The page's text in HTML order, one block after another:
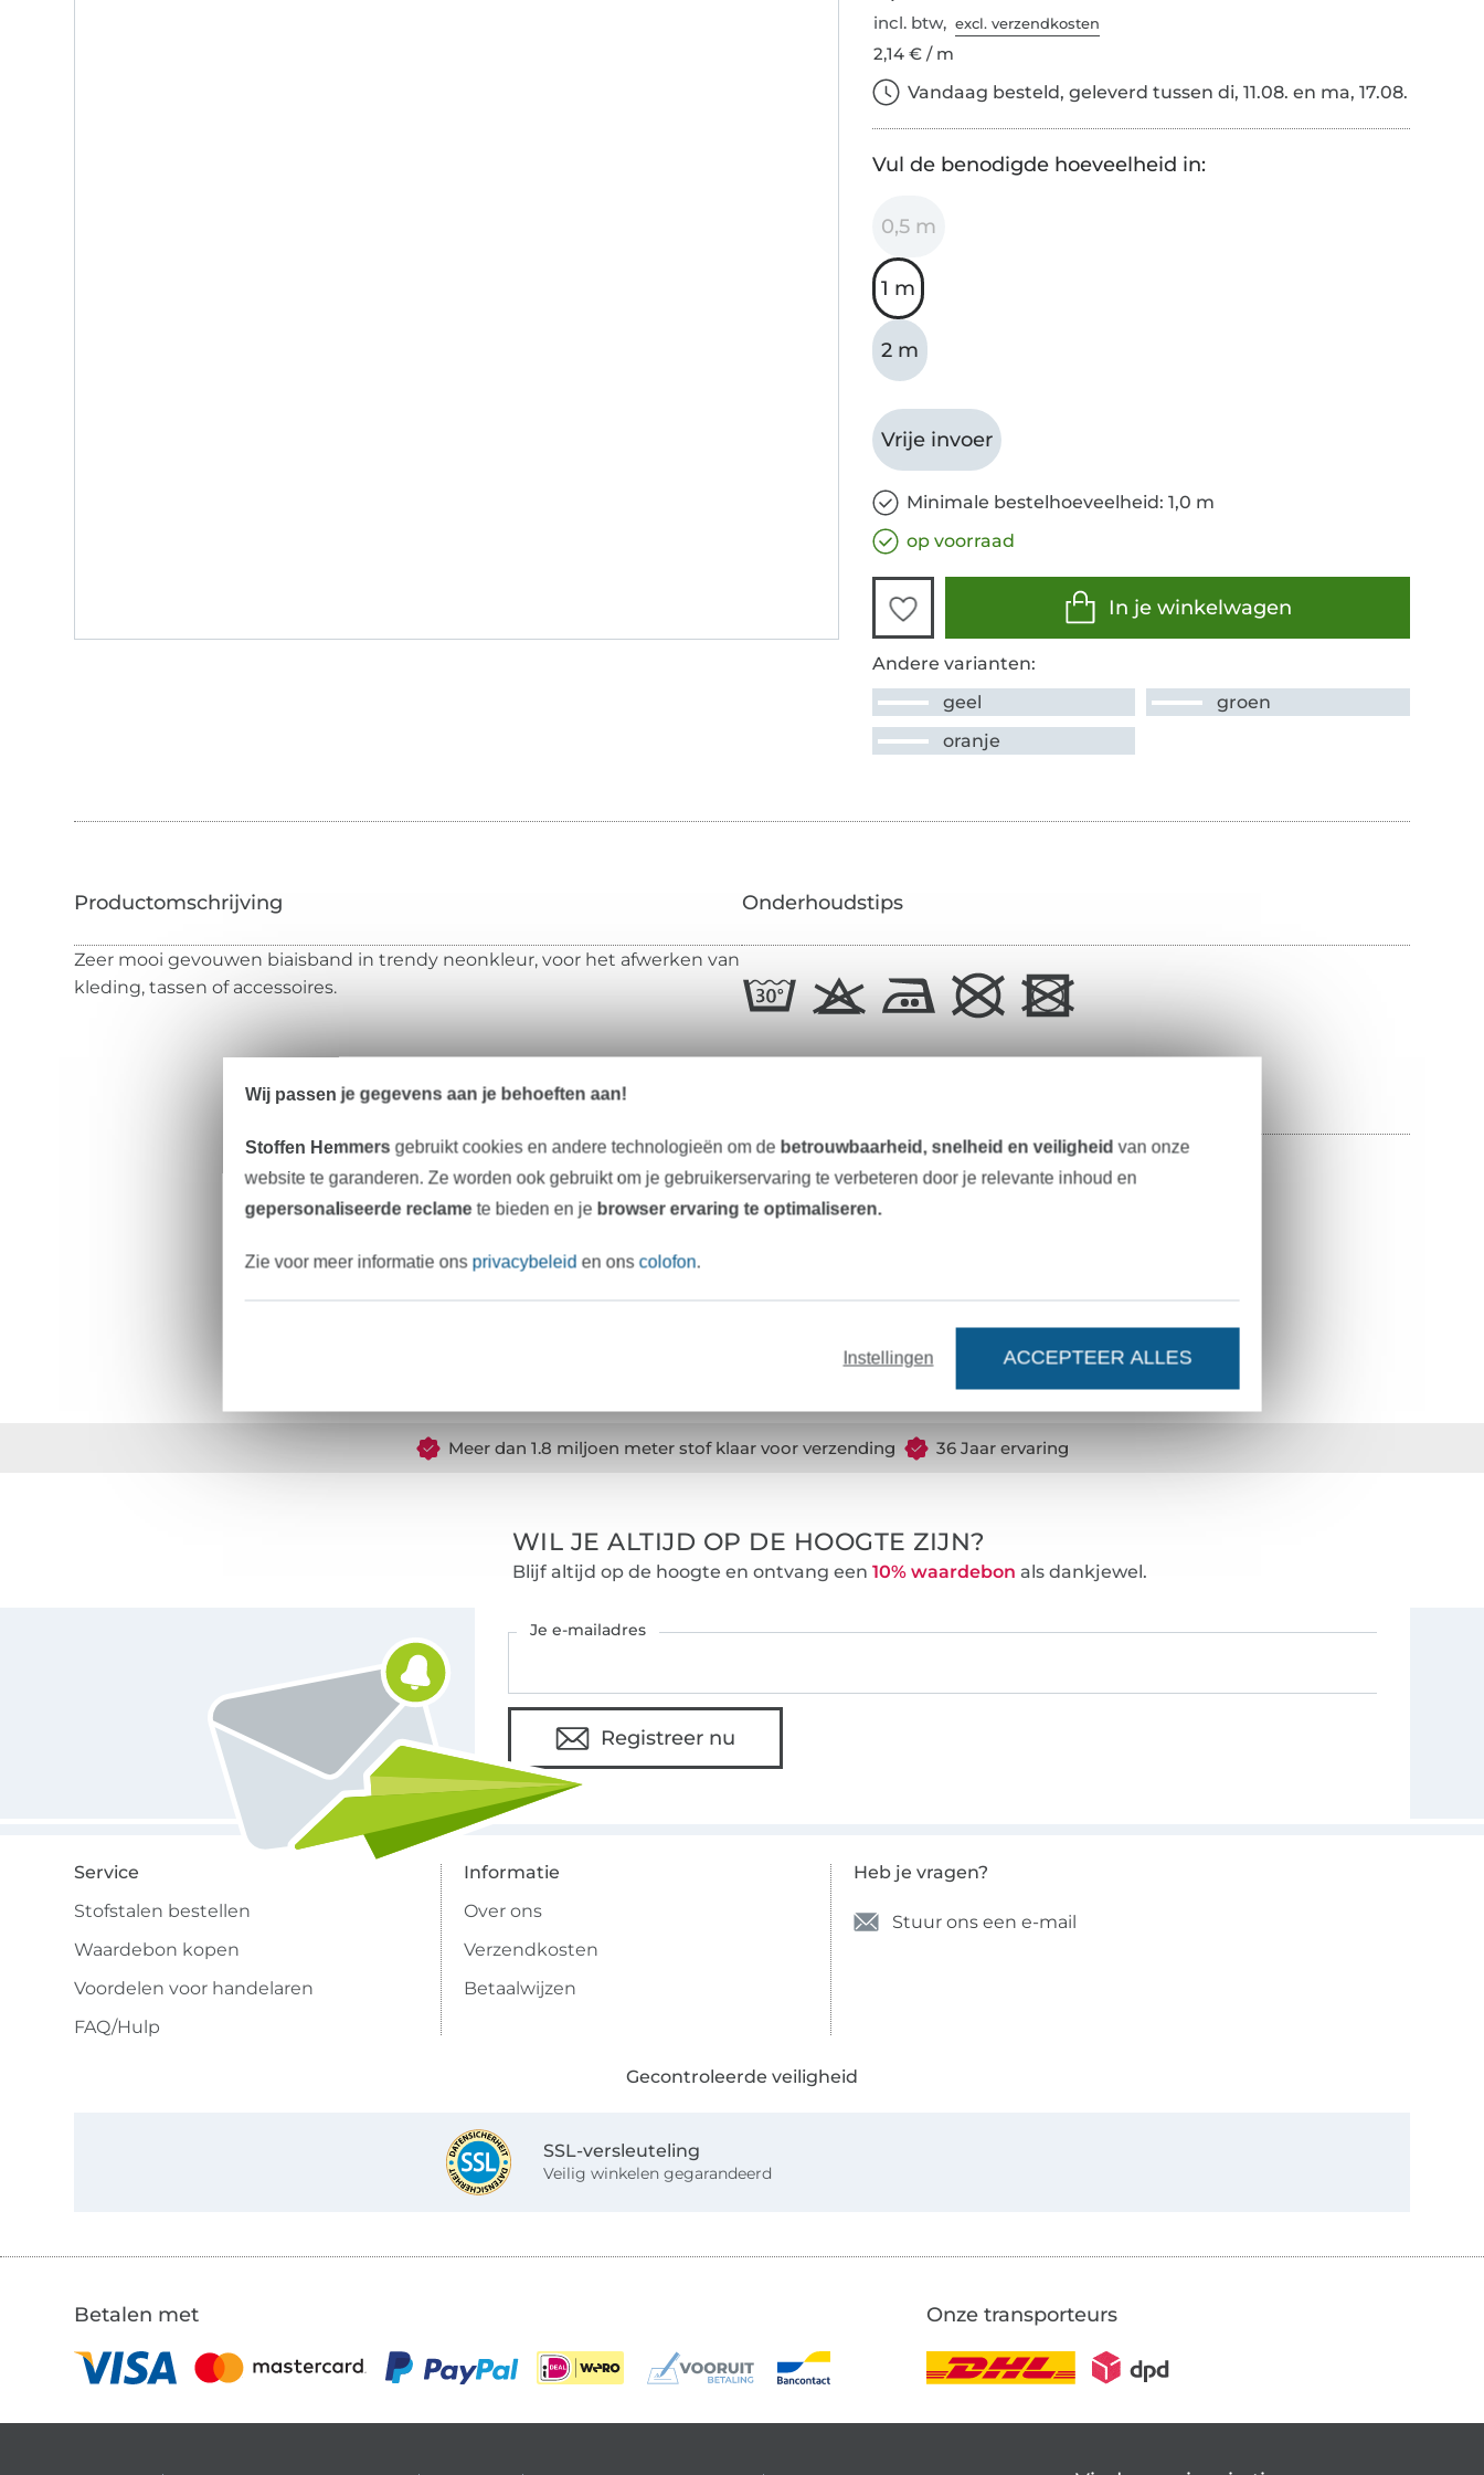
incl. btw,excl. verzendkosten
2,14 € / m
Vandaag besteld, geleverd tussen di, 11.08. en ma, 17.08.
Vul de benodigde hoeveelheid in:
0,5 m
1 m
2 m
Vrije invoer
Minimale bestelhoeveelheid: 1,0 m
op voorraad
In je winkelwagen
Andere varianten:
geel
groen
oranje
Zeer mooi gevouwen biaisband in trendy neonkleur, voor het afwerken van
kleding, tassen of accessoires.
Onderhoudstips
Materiaal:
100% katoen
Breedte:
Art.nr.:
1774-201
Meer dan 1.8 miljoen meter stof klaar voor verzending 36 Jaar ervaring
WIL JE ALTIJD OP DE HOOGTE ZIJN?
Blijf altijd op de hoogte en ontvang een 10% waardebon als dankjewel.
Je e-mailadres
Registreer nu
Service
Stofstalen bestellen
Waardebon kopen
Voordelen voor handelaren
FAQ/Hulp
Informatie
Over ons
Verzendkosten
Betaalwijzen
Heb je vragen?
Stuur ons een e-mail
Gecontroleerde veiligheid
SSL-versleuteling
Veilig winkelen gegarandeerd
Betalen met Onze transporteurs
Wij passen je gegevens aan je behoeften aan!
Stoffen Hemmers gebruikt cookies en andere technologieën om de betrouwbaarheid, snelheid en veiligheid van onze
website te garanderen. Ze worden ook gebruikt om je gebruikerservaring te verbeteren door je relevante inhoud en
gepersonaliseerde reclamete bieden en je browser ervaring te optimaliseren.
Zie voor meer informatie ons privacybeleid en onscolofon.
Instellingen ACCEPTEER ALLES